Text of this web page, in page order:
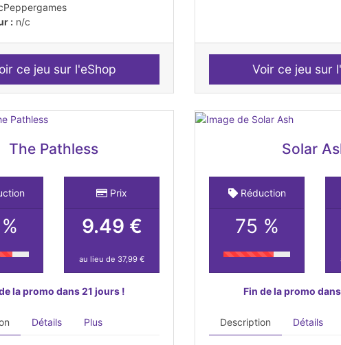
: n/c
ce jeu sur l'eShop Voir ce jeu sur
The Pathless
Prix
9.49 €
au lieu de 37,99 €
la promo dans 21 jours !
Détails Plus
Solar
Réduction
75 %
Fin de la promo
Description Détails